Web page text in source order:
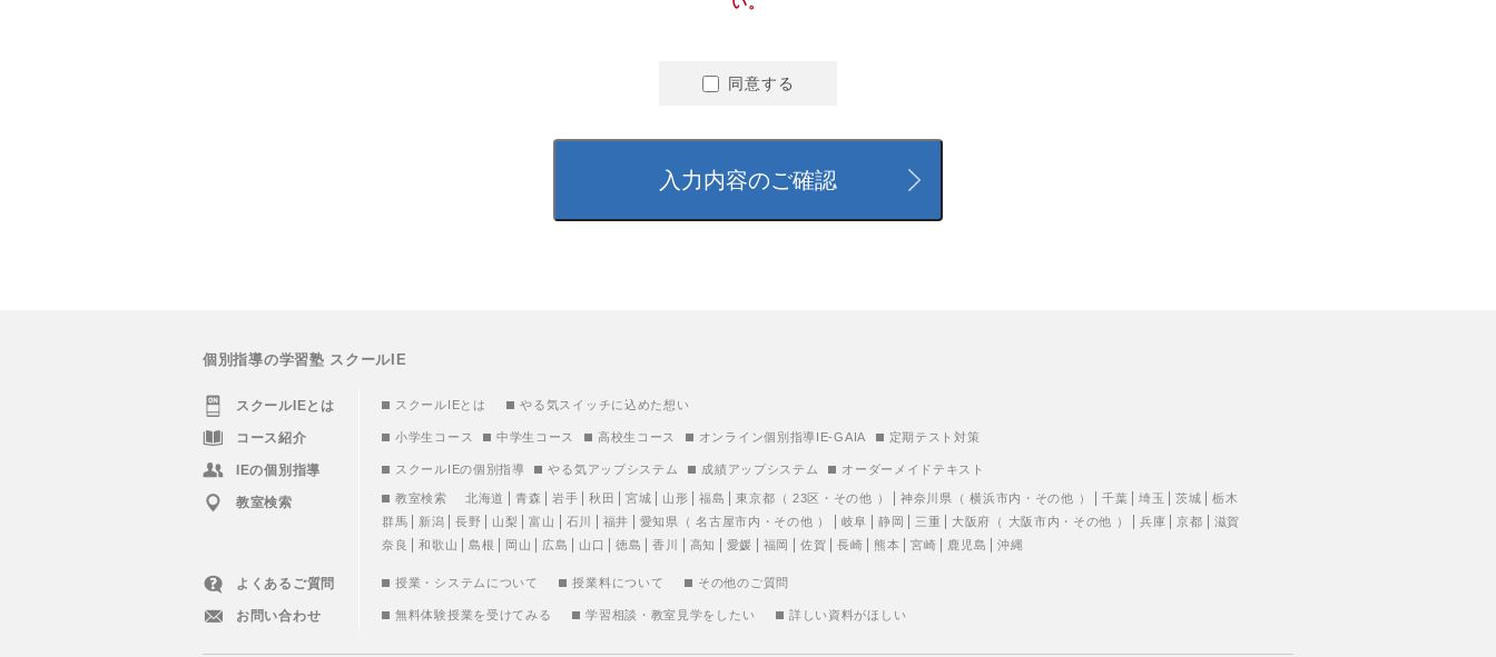
同意する
個別指導の学習塾 スクールIE
スクールIEとは スクールIEとは やる気スイッチに込めた想い
コース紹介 小学生コース 中学生コース 高校生コース オンライン個別指導IE-GAIA 定期テスト対策
IEの個別指導 スクールIEの個別指導 やる気アップシステム 成績アップシステム オーダーメイドテキスト
教室検索 教室検索 北海道 青森 岩手 秋田 宮城 山形 福島 東京都 （ 23区 ・ その他 ） 神奈川県 （横浜市内 ・ その他 ） 千葉 埼玉 茨城
栃木
群馬
新潟 長野 山梨 富山 石川 福井 愛知県 （名古屋市内 ・ その他 ） 岐阜 静岡 三重 大阪府 （ 大阪市内 ・ その他 ） 兵庫 京都
滋賀
奈良
和歌山 島根 岡山 広島 山口 徳島 香川 高知 愛媛 福岡 佐賀 長崎 熊本 宮崎 鹿児島 沖縄
よくあるご質問 授業・システムについて 授業料について その他のご質問
お問い合わせ 無料体験授業を受けてみる 学習相談・教室見学をしたい 詳しい資料がほしい